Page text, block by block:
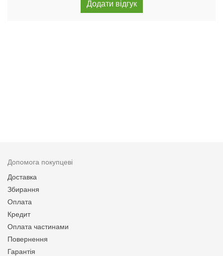
Допомога покупцеві
Доставка
Збирання
Оплата
Кредит
Оплата частинами
Повернення
Гарантія